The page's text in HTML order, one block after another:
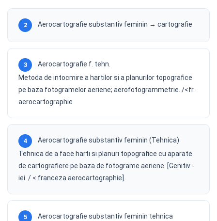
2 Aerocartografie substantiv feminin → cartografie
3
Aerocartografie f. tehn.
Metoda de intocmire a hartilor si a planurilor topografice
pe baza fotogramelor aeriene; aerofotogrammetrie. /<fr.
aerocartographie
4
Aerocartografie substantiv feminin (Tehnica)
Tehnica de a face harti si planuri topografice cu aparate
de cartografiere pe baza de fotograme aeriene. [Genitiv -
iei. / < franceza aerocartographie].
5
Aerocartografie substantiv feminin tehnica